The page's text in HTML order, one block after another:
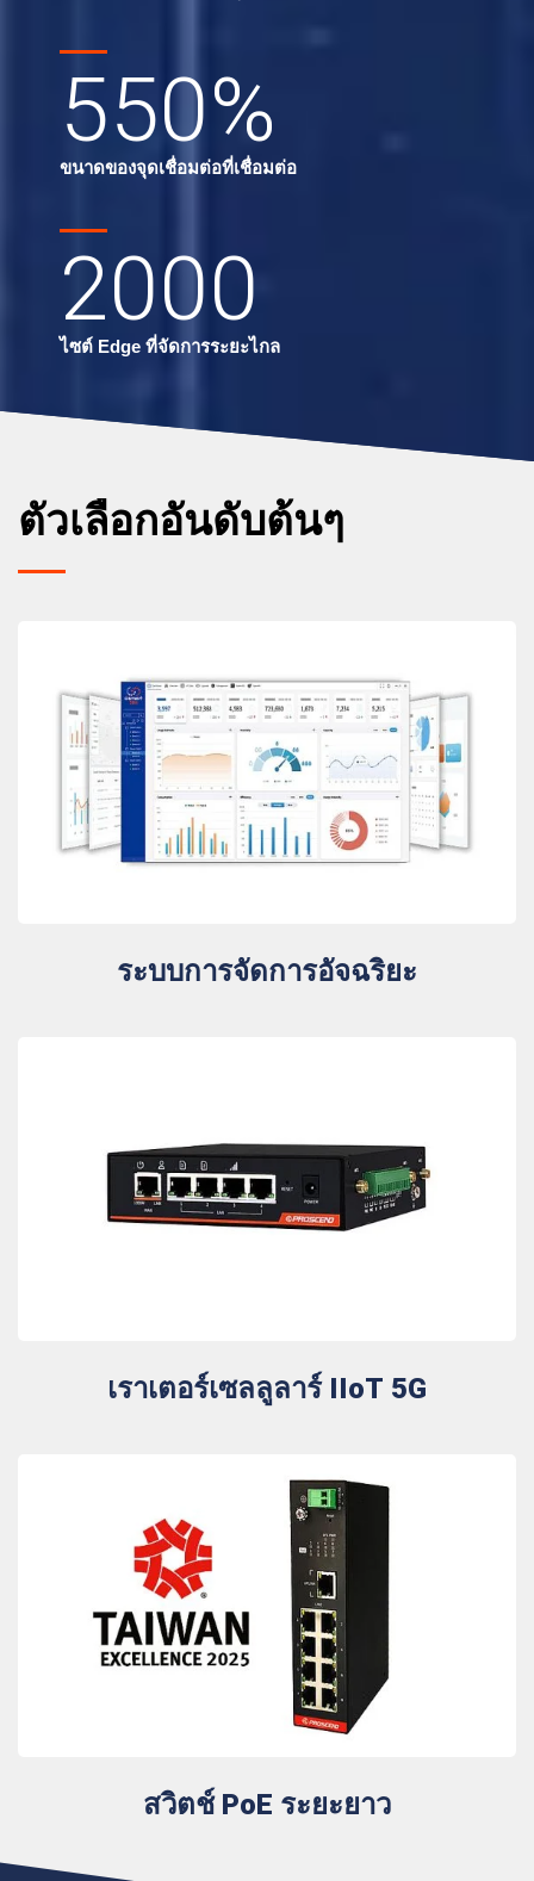
550%
ขนาดของจุดเชื่อมต่อที่เชื่อมต่อ
2000
ไซต์ Edge ที่จัดการระยะไกล
ตัวเลือกอันดับต้นๆ
ระบบการจัดการอัจฉริยะ
เราเตอร์เซลลูลาร์ IIoT 5G
สวิตช์ PoE ระยะยาว